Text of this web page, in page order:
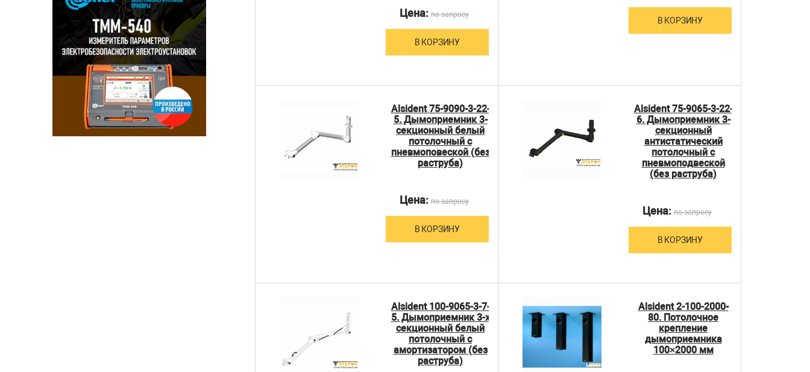
Цена: по запросу
В КОРЗИНУ
В КОРЗИНУ
Alsident 75-9090-3-22-
5. Дымоприемник 3-
секционный белый
потолочный с
пневмоповеской (без
раструба)
Цена: по запросу
В КОРЗИНУ
Alsident 75-9065-3-22-
6. Дымоприемник 3-
секционный
антистатический
потолочный с
пневмоподвеской
(без раструба)
Цена: по запросу
В КОРЗИНУ
Alsident 100-9065-3-7-
5. Дымоприемник 3-х
секционный белый
потолочный с
амортизатором (без
раструба)
Alsident 2-100-2000-
80. Потолочное
крепление
дымоприемника
100×2000 мм